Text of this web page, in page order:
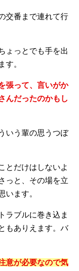
交番まで連れて行
ょっとでも手を出
す。
張って、言いがか
んだったのかもし
いう輩の思うつぼ
とだけはしないよ
っと、その場を立
います。
ラブルに巻き込ま
もありえます。バ
意が必要なので気